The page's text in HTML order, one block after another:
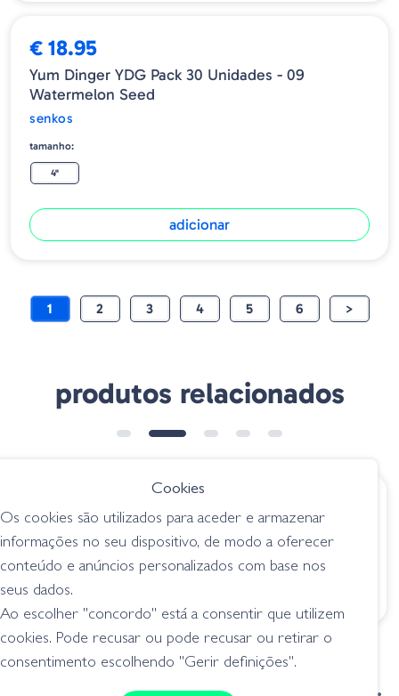
€ 18.95
Yum Dinger YDG Pack 30 Unidades - 09
Watermelon Seed
senkos
tamanho:
4"
adicionar
1 2 3 4 5 6 >
produtos relacionados
€ 5.85
Amostra Stick 04-
0201 Watermelon
Seed
senkos
Zoom Beatdown
139-054
Watermelon Red
condições de venda livro de reclamações
Cookies
Os cookies são utilizados para aceder e armazenar
informações no seu dispositivo, de modo a oferecer
conteúdo e anúncios personalizados com base nos
seus dados.
Ao escolher "concordo" está a consentir que utilizem
cookies. Pode recusar ou pode recusar ou retirar o
consentimento escolhendo "Gerir definições".